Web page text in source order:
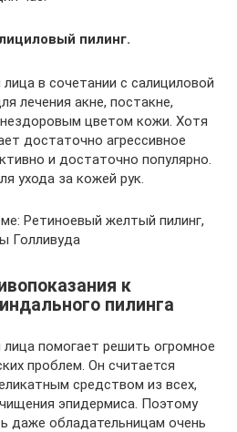
пилинг.
в сочетании с салициловой
лечения акне, постакне,
цветом кожи. Хотя
достаточно агрессивное
и достаточно популярно.
ухода за кожей рук.
Ретиноевый желтый пилинг,
Голливуда
к
пилинга
помогает решить огромное
проблем. Он считается
средством из всех,
эпидермиса. Поэтому
даже обладательницам очень